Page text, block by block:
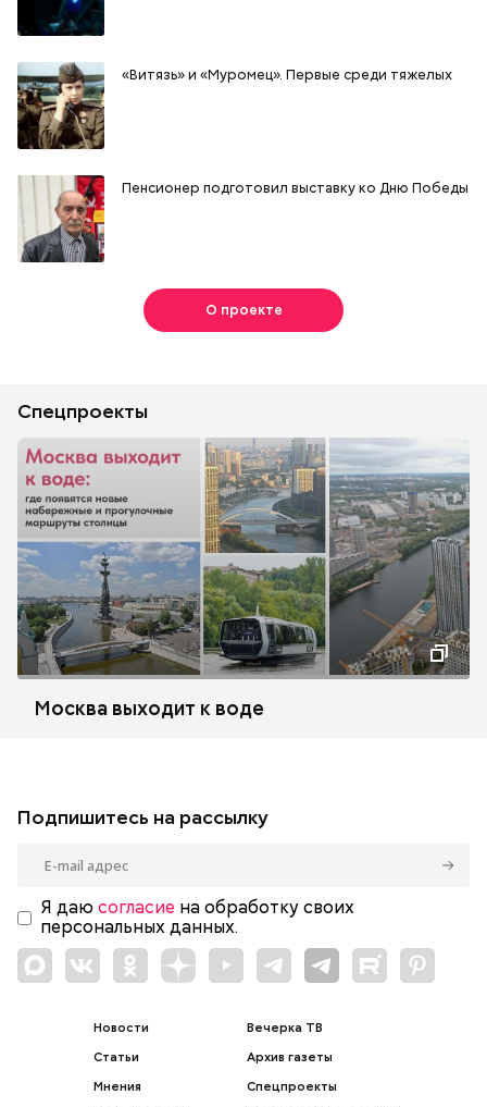
«Витязь» и «Муромец». Первые среди тяжелых
Пенсионер подготовил выставку ко Дню Победы
О проекте
Спецпроекты
Москва выходит к воде
Подпишитесь на рассылку
Я даю согласие на обработку своих
персональных данных.
Новости
Статьи
Мнения
Вечерка ТВ
Архив газеты
Спецпроекты